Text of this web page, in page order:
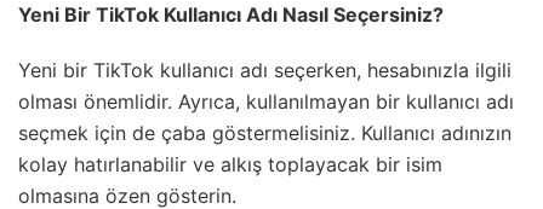
Yeni Bir TikTok Kullanıcı Adı Nasıl Seçersiniz?
Yeni bir TikTok kullanıcı adı seçerken, hesabınızla ilgili
olması önemlidir. Ayrıca, kullanılmayan bir kullanıcı adı
seçmek için de çaba göstermelisiniz. Kullanıcı adınızın
kolay hatırlanabilir ve alkış toplayacak bir isim
olmasına özen gösterin.